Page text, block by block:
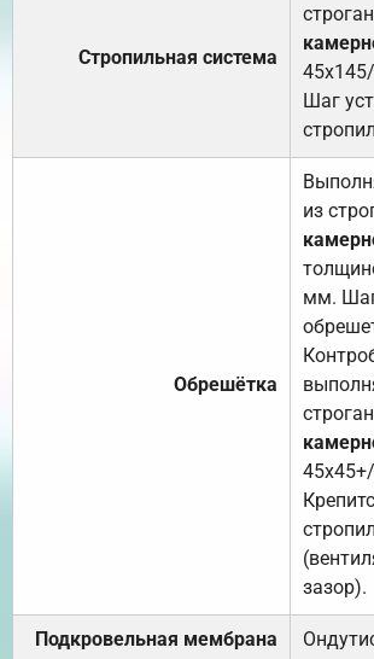
Стропильная система
Шаг
Обрешётка
из
мм.
зазор).
Подкровельная мембрана